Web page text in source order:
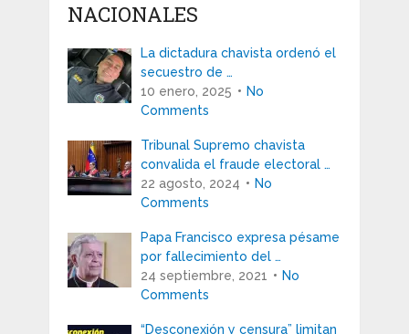
NACIONALES
La dictadura chavista ordenó el
secuestro de …
10 enero, 2025
No
Comments
Tribunal Supremo chavista
convalida el fraude electoral …
22 agosto, 2024
No
Comments
Papa Francisco expresa pésame
por fallecimiento del …
24 septiembre, 2021
No
Comments
“Desconexión y censura” limitan